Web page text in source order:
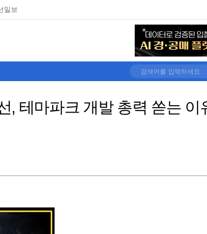
일보
, 테마파크 개발 총력 쏟는 이